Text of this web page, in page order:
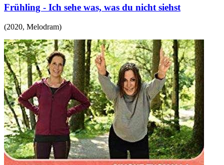
Frühling - Ich sehe was, was du nicht siehst
(2020, Melodram)